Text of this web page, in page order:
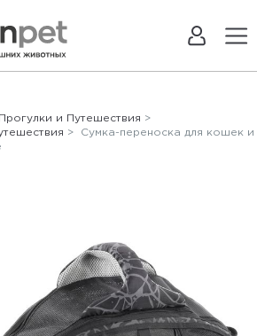
Прогулки и Путешествия >
> Сумка-переноска для кошек и